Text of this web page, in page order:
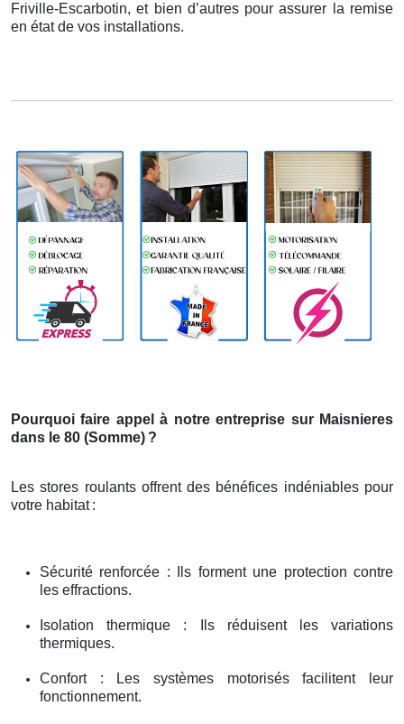
Friville-Escarbotin, et bien d’autres pour assurer la remise
en état de vos installations.
Pourquoi faire appel à notre entreprise sur Maisnieres
dans le 80 (Somme) ?
Les stores roulants offrent des bénéfices indéniables pour
votre habitat :
Sécurité renforcée : Ils forment une protection contre
les effractions.
Isolation thermique : Ils réduisent les variations
thermiques.
Confort : Les systèmes motorisés facilitent leur
fonctionnement.